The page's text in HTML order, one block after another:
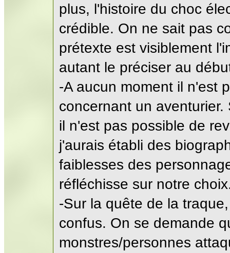
plus, l'histoire du choc
crédible. On ne sait pas
prétexte est visiblement
autant le préciser au
-A aucun moment il n'est
concernant un
il n'est pas possible de
j'aurais établi des
faiblesses des
réfléchisse sur notre
-Sur la quête de la
confus. On se demande
monstres/personnes